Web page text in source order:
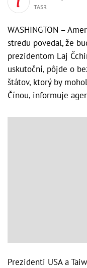
TASR
WASHINGTON –
stredu povedal, že
prezidentom Laj
uskutoční, pôjde o
štátov, ktorý by
Čínou, informuje
Prezidenti USA a